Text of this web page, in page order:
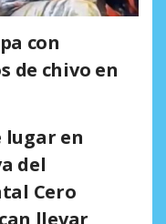
con
de chivo en
lugar en
del
Cero
llevar